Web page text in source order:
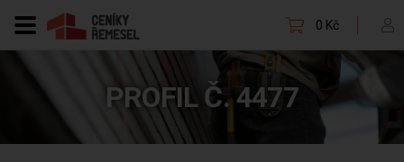
0 Kč
PROFIL Č. 4477